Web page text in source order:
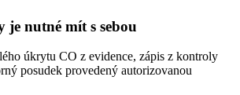
je nutné mít s sebou
úkrytu CO z evidence, zápis z kontroly
posudek provedený autorizovanou